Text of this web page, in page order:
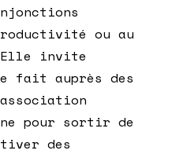
ou au
Elle invite
fait auprès des
pour sortir de
des